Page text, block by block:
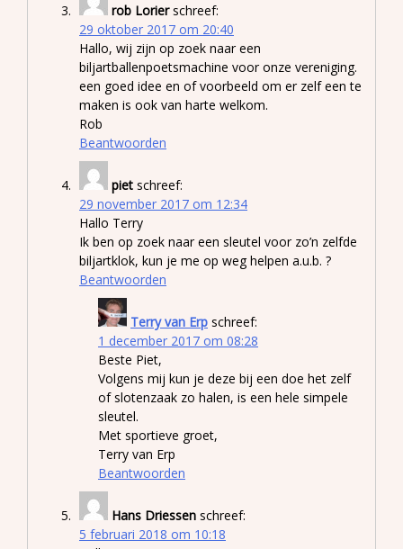
rob Lorier schreef:
29 oktober 2017 om 20:40
Hallo, wij zijn op zoek naar een
biljartballenpoetsmachine voor onze vereniging.
een goed idee en of voorbeeld om er zelf een te
maken is ook van harte welkom.
Rob
Beantwoorden
piet schreef:
29 november 2017 om 12:34
Hallo Terry
Ik ben op zoek naar een sleutel voor zo’n zelfde
biljartklok, kun je me op weg helpen a.u.b. ?
Beantwoorden
Terry van Erp schreef:
1 december 2017 om 08:28
Beste Piet,
Volgens mij kun je deze bij een doe het zelf
of slotenzaak zo halen, is een hele simpele
sleutel.
Met sportieve groet,
Terry van Erp
Beantwoorden
Hans Driessen schreef:
5 februari 2018 om 10:18